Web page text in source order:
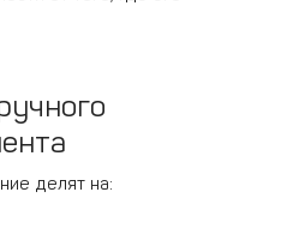
делят на: